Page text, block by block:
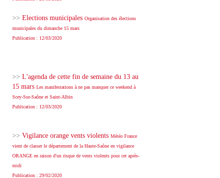
>> Elections municipales Organisation des élections
municipales du dimanche 15 mars
Publication : 12/03/2020
>> L'agenda de cette fin de semaine du 13 au
15 mars Les manifestations à ne pas manquer ce weekend à
Scey-Sur-Saône et Saint-Albin
Publication : 12/03/2020
>> Vigilance orange vents violents Météo France
vient de classer le département de la Haute-Saône en vigilance
ORANGE en raison d'un risque de vents violents pour cet après-
midi
Publication : 29/02/2020